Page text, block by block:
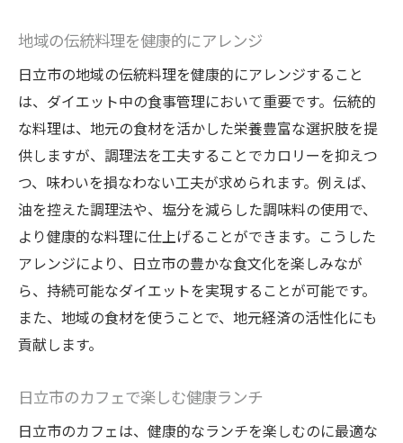
地域の伝統料理を健康的にアレンジ
日立市の地域の伝統料理を健康的にアレンジすること
は、ダイエット中の食事管理において重要です。伝統的
な料理は、地元の食材を活かした栄養豊富な選択肢を提
供しますが、調理法を工夫することでカロリーを抑えつ
つ、味わいを損なわない工夫が求められます。例えば、
油を控えた調理法や、塩分を減らした調味料の使用で、
より健康的な料理に仕上げることができます。こうした
アレンジにより、日立市の豊かな食文化を楽しみなが
ら、持続可能なダイエットを実現することが可能です。
また、地域の食材を使うことで、地元経済の活性化にも
貢献します。
日立市のカフェで楽しむ健康ランチ
日立市のカフェは、健康的なランチを楽しむのに最適な